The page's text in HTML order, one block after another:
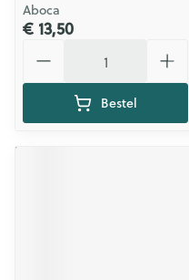
Aboca
€ 13,50
Bestel